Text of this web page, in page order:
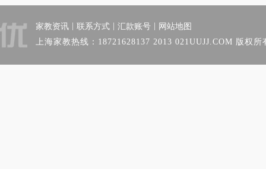
家教资讯 联系方式 汇款账号
网站地图
上海家教热线：18721628137 2013 021UUJJ.COM 版权